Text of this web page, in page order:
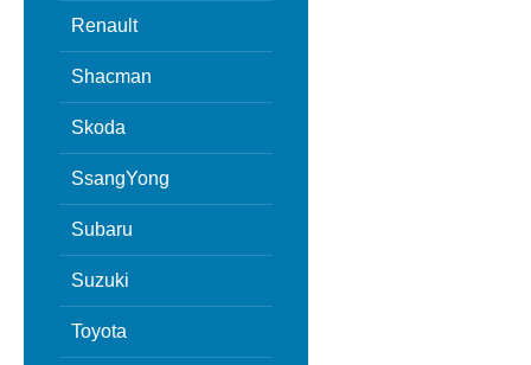
Renault
Shacman
Skoda
SsangYong
Subaru
Suzuki
Toyota